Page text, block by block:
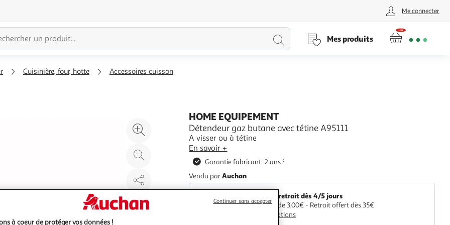
Me connecter
Lancer
Mes produits
Cuisinière, four, hotte Accessoires cuisson
Agrandir
l'illustration
l'illustration
100
%
Partager
le
produit
HOME EQUIPEMENT
Détendeur gaz butane avec tétine A95111
A visser ou à tétine
En savoir +
Garantie fabricant: 2 ans *
Vendu parAuchan
Livr. ou retrait dès 4/5 jours
A partir de 3,00€ - Retrait offert dès 35€
Plus d'options
à coeur de protéger vos données !
Continuer sans accepter